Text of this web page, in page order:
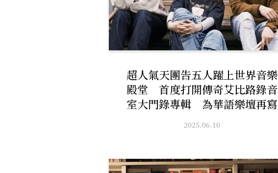
超人氣天團告五人躍上世界音樂
殿堂 首度打開傳奇艾比路錄音
室大門錄專輯 為華語樂壇再寫
2025.06.10